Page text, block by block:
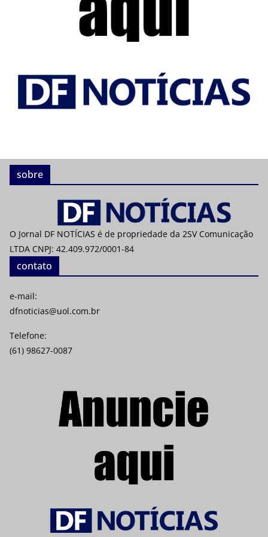
sobre
O Jornal DF NOTÍCIAS é de propriedade da 2SV Comunicação
LTDA CNPJ: 42.409.972/0001-84
contato
e-mail:
dfnoticias@uol.com.br
Telefone:
(61) 98627-0087